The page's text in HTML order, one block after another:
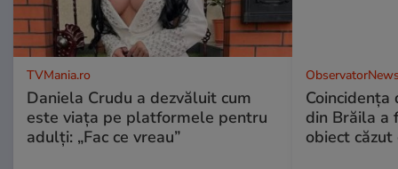
TVMania.ro
Daniela Crudu a dezvăluit cum
este viața pe platformele pentru
adulți: „Fac ce vreau”
Coincidența
din Brăila a
obiect căzut